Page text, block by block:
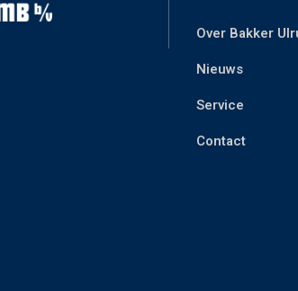
Over Bakker
Nieuws
Service
Contact